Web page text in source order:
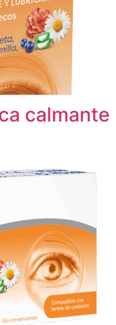
calmante